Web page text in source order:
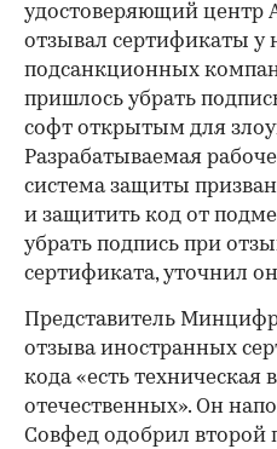
удостоверяющий центр
отзывал сертификаты у
подсанкционных
пришлось убрать
софт открытым для
Разрабатываемая
система защиты
и защитить код от
убрать подпись при
сертификата, уточнил
Представитель
отзыва иностранных
кода «есть
отечественных». Он
Совфед одобрил второй